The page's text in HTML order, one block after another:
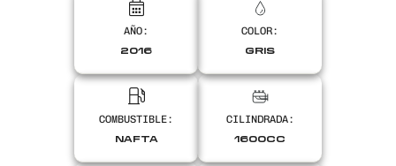
AÑO:
2016
COLOR:
GRIS
COMBUSTIBLE:
NAFTA
CILINDRADA:
1600CC